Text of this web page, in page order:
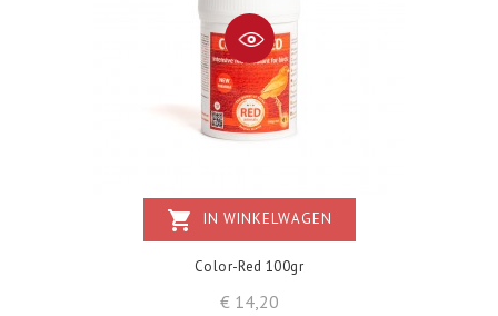
shopping_cart IN WINKELWAGEN
Color-Red 100gr
€ 14,20Prijs